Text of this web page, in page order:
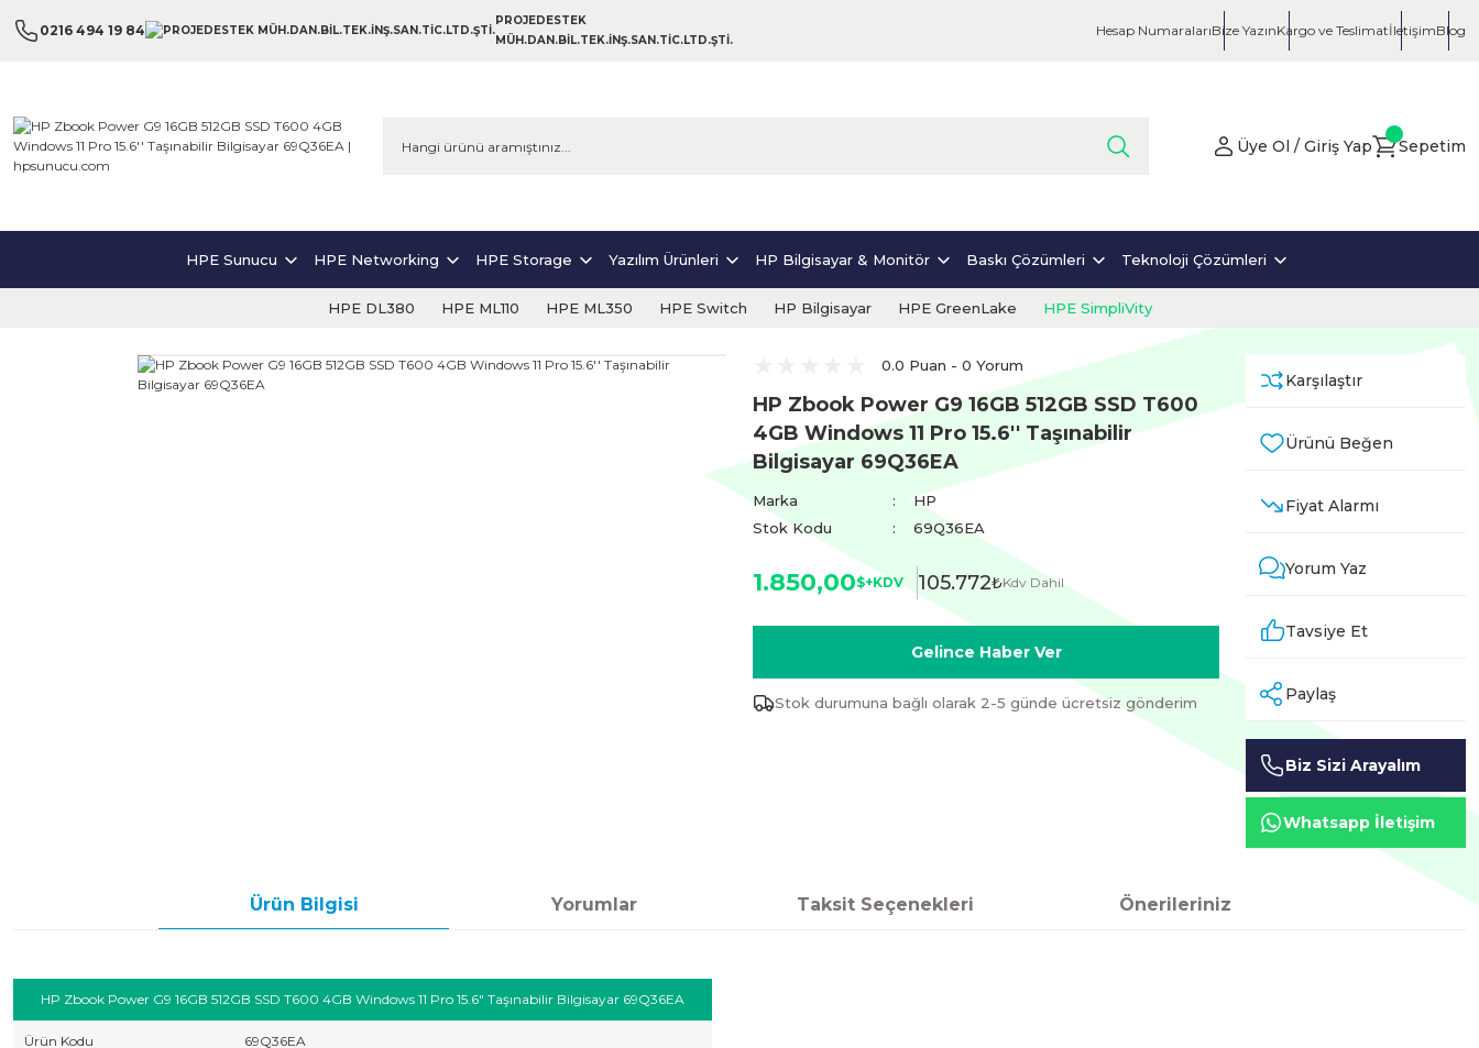
0216 494 19 84
PROJEDESTEK
MÜH.DAN.BİL.TEK.İNŞ.SAN.TİC.LTD.ŞTİ.
Hesap NumaralarıBize YazınKargo ve TeslimatİletişimBlog
Üye Ol / Giriş Yap Sepetim
HPE Sunucu HPE Networking HPE Storage Yazılım Ürünleri HP Bilgisayar & Monitör Baskı Çözümleri Teknoloji Çözümleri
HPE DL380 HPE ML110 HPE ML350 HPE Switch HP Bilgisayar HPE GreenLake HPE SimpliVity
0.0 Puan - 0 Yorum
HP Zbook Power G9 16GB 512GB SSD T600
4GB Windows 11 Pro 15.6'' Taşınabilir
Bilgisayar 69Q36EA
Marka
HP
Stok Kodu
69Q36EA
1.850,00$+KDV 105.772₺Kdv Dahil
Gelince Haber Ver
Stok durumuna bağlı olarak 2-5 günde ücretsiz gönderim
Karşılaştır
Fiyat Alarmı
Yorum Yaz
Tavsiye Et
Paylaş
Biz Sizi Arayalım
Whatsapp İletişim
Ürün Bilgisi Yorumlar Taksit Seçenekleri Önerileriniz
HP Zbook Power G9 16GB 512GB SSD T600 4GB Windows 11 Pro 15.6" Taşınabilir Bilgisayar 69Q36EA
Ürün Kodu 69Q36EA